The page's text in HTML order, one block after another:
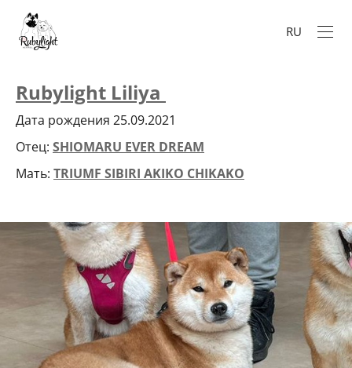
RU
Rubylight Liliya
Дата рождения 25.09.2021
Отец: SHIOMARU EVER DREAM
Мать: TRIUMF SIBIRI AKIKO CHIKAKO